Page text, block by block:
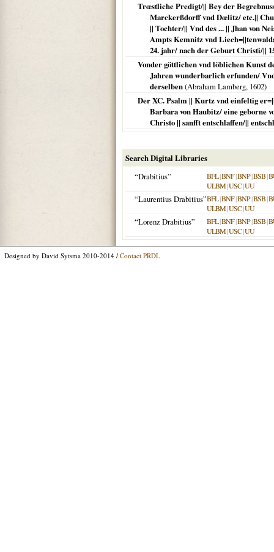
Trœstliche Predigt/|| Bey der
Marckerßdorff vnd Dœlitz/ etc.||
|| Tochter/|| Vnd des ... || Jhan von
Ampts Kemnitz vnd
24. jahr/ nach der Geburt Christi/||
Vonder göttlichen vnd löblichen Kunst
Jahren wunderbarlich erfunden/
derselben(Abraham Lamberg, 1602)
Der XC. Psalm || Kurtz vnd einfeltig
Barbara von Haubitz/ eine geborne
Christo || sanfft entschlaffen/||
Search Digital Libraries
“Drabitius”
BFL|BNF|BNP|BSB|
ULBM|USC|UU
“Laurentius Drabitius”BFL|BNF|BNP|BSB|
ULBM|USC|UU
“Lorenz Drabitius” BFL|BNF|BNP|BSB|
ULBM|USC|UU
Designed by David Sytsma 2010-2014 / Contact PRDL